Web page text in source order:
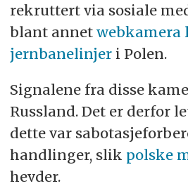
rekruttert via sosiale
blant annet webkamera
jernbanelinjeri Polen.
Signalene fra disse
Russland. Det er derfor
dette var
handlinger, slik polske
hevder.